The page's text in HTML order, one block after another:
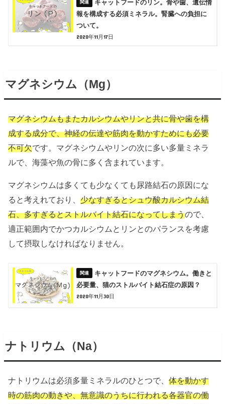
キャットフードのリン。骨や歯、遺伝情
報を構成する必須ミネラル。腎臓への負担に
ついて。
2020年11月17日
マグネシウム（Mg）
マグネシウムもまたカルシウムやリンと共に骨や歯を構
成する成分で、神経の伝達や筋肉を動かすためにも必要
不可欠です。マグネシウムやリンの次に多い多量ミネラ
ルで、海藻や魚の骨に多く含まれています。
マグネシウムは多くても少なくても尿路結石の原因にな
ると考えれており、少なすぎるとシュウ酸カルシウム結
石、多すぎるとストルバイト結石になってしまうので、
適正範囲内でかつカルシウムとリンとのバランスを考慮
して摂取しなければなりません。
キャットフードのマグネシウム。働きと
必要量、猫のストルバイト結石症の原因？
2020年11月30日
ナトリウム（Na）
ナトリウムは必須多量ミネラルのひとつで、体を動かす
時の筋肉の動きや、無意識のうちに行われる各器官の働